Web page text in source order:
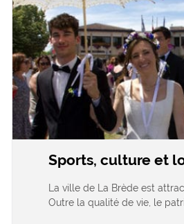
Sports, culture et
La ville de La Brède est
Outre la qualité de vie, le